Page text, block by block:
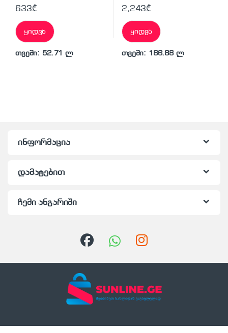
633₾
ყიდვა
თვეში: 52.71 ლ
2,243₾
ყიდვა
თვეში: 186.88 ლ
ინფორმაცია
დამატებით
ჩემი ანგარიში